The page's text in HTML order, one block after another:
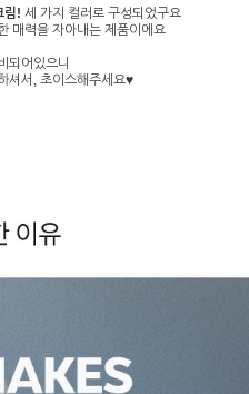
림! 세 가지 컬러로 구성되었구요
매력을 자아내는 제품이에요
되어있으니
셔서, 초이스해주세요♥